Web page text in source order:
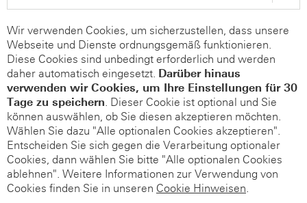
Wir verwenden Cookies, um sicherzustellen, dass unsere
Webseite und Dienste ordnungsgemäß funktionieren.
Diese Cookies sind unbedingt erforderlich und werden
daher automatisch eingesetzt. Darüber hinaus
verwenden wir Cookies, um Ihre Einstellungen für 30
Tage zu speichern. Dieser Cookie ist optional und Sie
können auswählen, ob Sie diesen akzeptieren möchten.
Wählen Sie dazu "Alle optionalen Cookies akzeptieren".
Entscheiden Sie sich gegen die Verarbeitung optionaler
Cookies, dann wählen Sie bitte "Alle optionalen Cookies
ablehnen". Weitere Informationen zur Verwendung von
Cookies finden Sie in unseren Cookie Hinweisen.